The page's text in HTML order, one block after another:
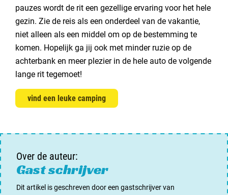
pauzes wordt de rit een gezellige ervaring voor het hele
gezin. Zie de reis als een onderdeel van de vakantie,
niet alleen als een middel om op de bestemming te
komen. Hopelijk ga jij ook met minder ruzie op de
achterbank en meer plezier in de hele auto de volgende
lange rit tegemoet!
vind een leuke camping
Over de auteur:
Gast schrijver
Dit artikel is geschreven door een gastschrijver van